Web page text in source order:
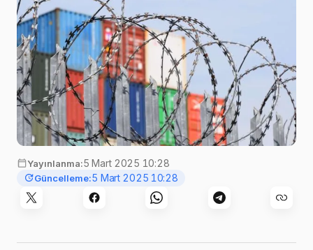
Yayınlanma:5 Mart 2025 10:28
Güncelleme:5 Mart 2025 10:28